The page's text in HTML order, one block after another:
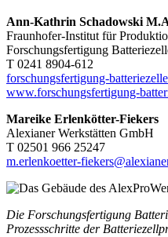
Ann-Kathrin Schadowski
Fraunhofer-Institut für
Forschungsfertigung
T 0241 8904-612
forschungsfertigung-
www.forschungsfertigung-
Mareike Erlenkötter-Fiekers
Alexianer Werkstätten GmbH
T 02501 966 25247
m.erlenkoetter-
Die Forschungsfertigung
Prozessschritte der